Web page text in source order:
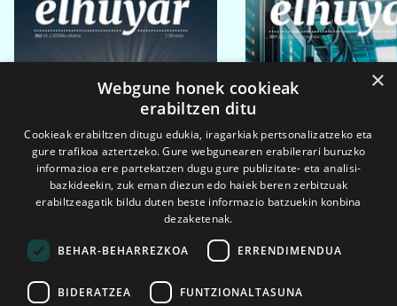
2026ko eka. 1a 2026ko mar. 1a
×
Webgune honek cookieak
erabiltzen ditu
Cookieak erabiltzen ditugu edukia, iragarkiak pertsonalizatzeko eta
gure trafikoa aztertzeko. Gure webgunearen erabilerari buruzko
informazioa ere partekatzen dugu gure publizitate- eta analisi-
bazkideekin, zuk eman diezun edo haiek beren zerbitzuak
erabiltzeagatik bildu duten beste informazio batzuekin konbina
dezaketenak.
BEHAR-BEHARREZKOA ERRENDIMENDUA
BIDERATZEA FUNTZIONALTASUNA